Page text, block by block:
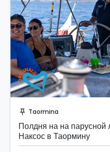
push_pin Taormina
Полдня на на парусной
Наксос в Таормину